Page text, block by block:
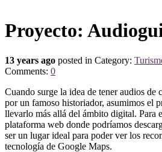
Proyecto:
13 years ago posted in Category:
Comments: 0
Cuando surge la idea de tener audios de
por un famoso historiador, asumimos el
llevarlo más allá del ámbito digital. Para
plataforma web donde podríamos
ser un lugar ideal para poder ver los
tecnología de Google Maps.